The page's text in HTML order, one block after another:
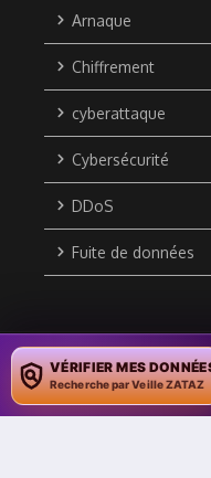
Arnaque
Chiffrement
cyberattaque
Cybersécurité
DDoS
Fuite de données
Copyright © 2010 / 2026
VÉRIFIER MES
Recherche par Veille ZATAZ
UN VER WORD EXPLOITE